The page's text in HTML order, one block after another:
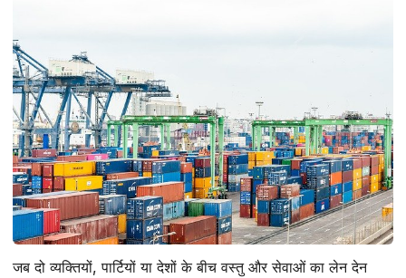
जब दो व्यक्तियों, पार्टियों या देशों के बीच वस्तु और सेवाओं का लेन देन